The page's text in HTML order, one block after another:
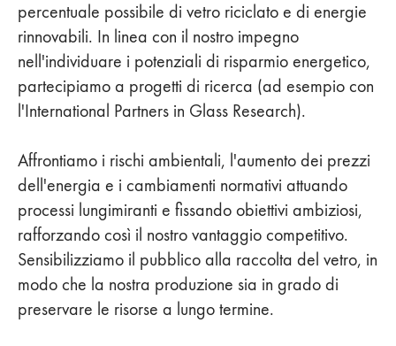
percentuale possibile di vetro riciclato e di energie
rinnovabili. In linea con il nostro impegno
nell'individuare i potenziali di risparmio energetico,
partecipiamo a progetti di ricerca (ad esempio con
l'International Partners in Glass Research).
Affrontiamo i rischi ambientali, l'aumento dei prezzi
dell'energia e i cambiamenti normativi attuando
processi lungimiranti e fissando obiettivi ambiziosi,
rafforzando così il nostro vantaggio competitivo.
Sensibilizziamo il pubblico alla raccolta del vetro, in
modo che la nostra produzione sia in grado di
preservare le risorse a lungo termine.